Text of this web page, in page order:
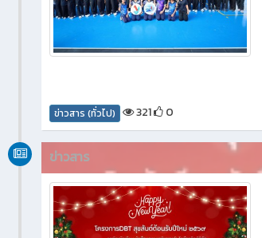
ข่าวสาร (ทั่วไป) 321 0
ข่าวสาร